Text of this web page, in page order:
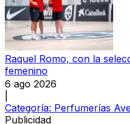
Raquel Romo, con la
femenino
6 ago 2026
Categoría: Perfumerías
Publicidad